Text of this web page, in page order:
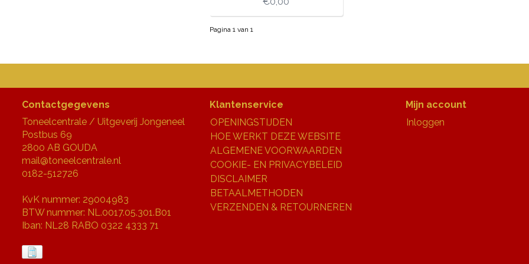
Pagina 1 van 1
Contactgegevens
Toneelcentrale / Uitgeverij Jongeneel
Postbus 69
2800 AB GOUDA
mail@toneelcentrale.nl
0182-512726
KvK nummer: 29004983
BTW nummer: NL.0017.05.301.B01
Iban: NL28 RABO 0322 4333 71
Klantenservice
OPENINGSTIJDEN
HOE WERKT DEZE WEBSITE
ALGEMENE VOORWAARDEN
COOKIE- EN PRIVACYBELEID
DISCLAIMER
BETAALMETHODEN
VERZENDEN & RETOURNEREN
Mijn account
Inloggen